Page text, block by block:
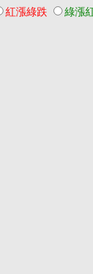
紅漲綠跌
綠漲